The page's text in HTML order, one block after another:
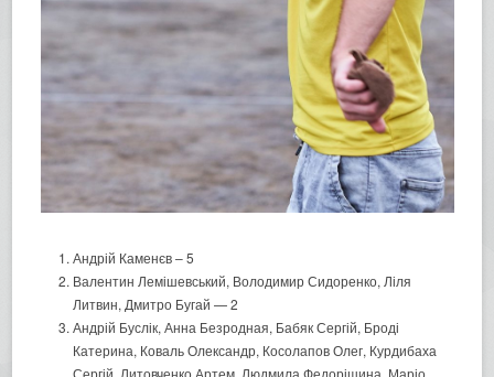
Андрій Каменєв – 5
Валентин Лемішевський, Володимир Сидоренко, Ліля
Литвин, Дмитро Бугай — 2
Андрій Буслік, Анна Безродная, Бабяк Сергій, Броді
Катерина, Коваль Олександр, Косолапов Олег, Курдибаха
Сергій, Литовченко Артем, Людмила Федорішина, Маріо